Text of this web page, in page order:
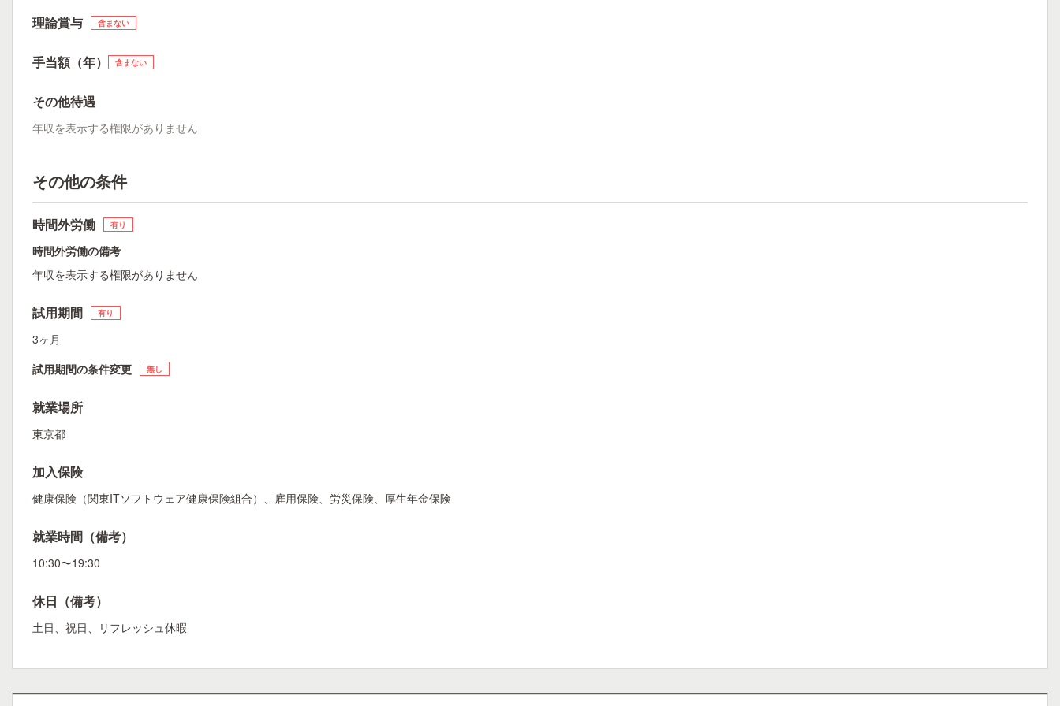
理論賞与 含まない
手当額（年） 含まない
その他待遇
年収を表示する権限がありません
その他の条件
時間外労働 有り
時間外労働の備考
年収を表示する権限がありません
試用期間 有り
3ヶ月
試用期間の条件変更
無し
就業場所
東京都
加入保険
健康保険（関東ITソフトウェア健康保険組合）、雇用保険、労災保険、厚生年金保険
就業時間（備考）
10:30〜19:30
休日（備考）
土日、祝日、リフレッシュ休暇